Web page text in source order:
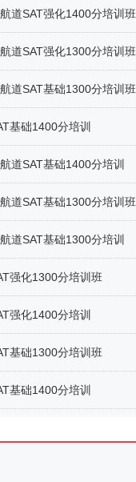
航道SAT强化1400分培训班
航道SAT强化1300分培训班
航道SAT基础1300分培训班
基础1400分培训
道SAT基础1400分培训
航道SAT基础1300分培训班
道SAT基础1300分培训
强化1300分培训班
强化1400分培训
基础1300分培训班
基础1400分培训